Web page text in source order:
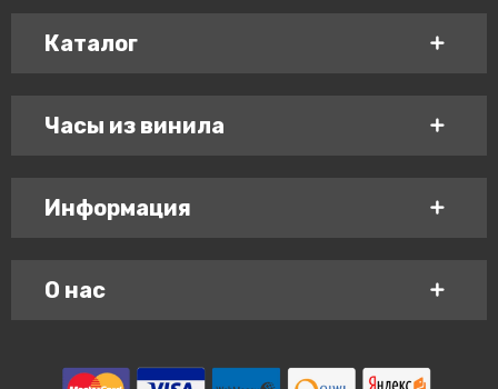
Каталог
Часы из винила
Информация
О нас